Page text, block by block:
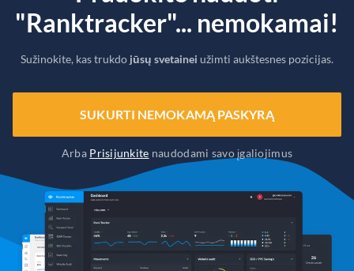
"Ranktracker"... nemokamai!
Sužinokite, kas trukdo jūsų svetainei užimti aukštesnes pozicijas.
SUKURTI NEMOKAMĄ PASKYRĄ
Arba Prisijunkite naudodami savo įgaliojimus